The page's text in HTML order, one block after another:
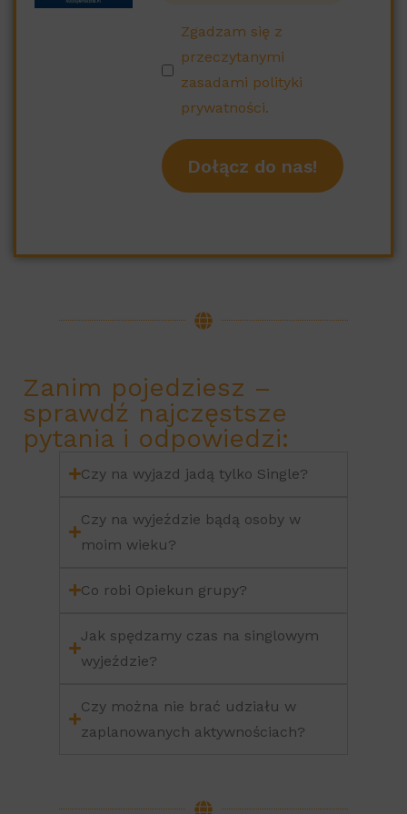
Zgadzam się z
przeczytanymi
zasadami polityki
prywatności.
Zanim pojedziesz –
sprawdź najczęstsze
pytania i odpowiedzi:
Czy na wyjazd jadą tylko Single?
Czy na wyjeździe bądą osoby w
moim wieku?
Co robi Opiekun grupy?
Jak spędzamy czas na singlowym
wyjeździe?
Czy można nie brać udziału w
zaplanowanych aktywnościach?